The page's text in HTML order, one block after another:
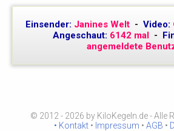
Einsender: Janines Welt - Video:
Angeschaut: 6142 mal -
angemeldete
© 2012 - 2026 by KiloKegeln.de - Alle
• Kontakt • Impressum • AGB •